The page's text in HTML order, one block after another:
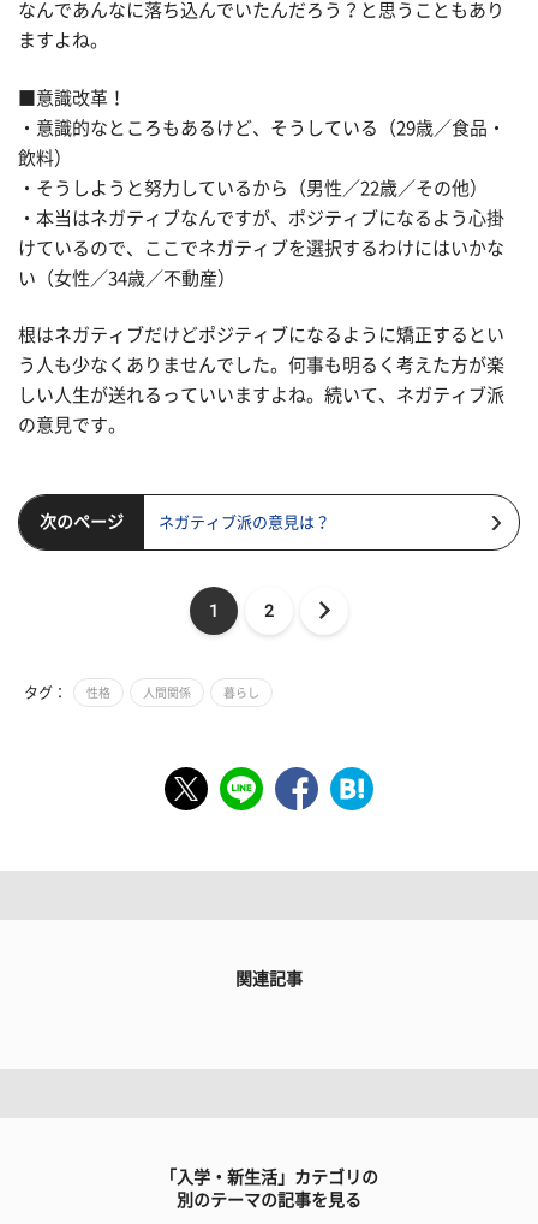
なんであんなに落ち込んでいたんだろう？と思うこともあり
ますよね。
■意識改革！
・意識的なところもあるけど、そうしている（29歳／食品・
飲料）
・そうしようと努力しているから（男性／22歳／その他）
・本当はネガティブなんですが、ポジティブになるよう心掛
けているので、ここでネガティブを選択するわけにはいかな
い（女性／34歳／不動産）
根はネガティブだけどポジティブになるように矯正するとい
う人も少なくありませんでした。何事も明るく考えた方が楽
しい人生が送れるっていいますよね。続いて、ネガティブ派
の意見です。
次のページ ネガティブ派の意見は？
1 2
タグ： 性格 人間関係 暮らし
関連記事
「入学・新生活」カテゴリの
別のテーマの記事を見る